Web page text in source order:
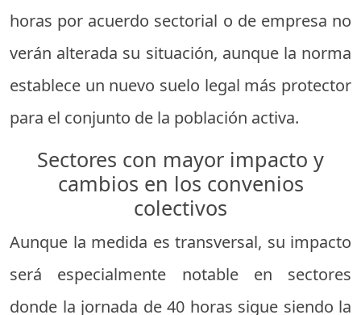
horas por acuerdo sectorial o de empresa no
verán alterada su situación, aunque la norma
establece un nuevo suelo legal más protector
para el conjunto de la población activa.
Sectores con mayor impacto y
cambios en los convenios
colectivos
Aunque la medida es transversal, su impacto
será especialmente notable en sectores
donde la jornada de 40 horas sigue siendo la